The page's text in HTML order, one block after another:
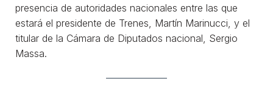
presencia de autoridades nacionales entre las que
estará el presidente de Trenes, Martín Marinucci, y el
titular de la Cámara de Diputados nacional, Sergio
Massa.